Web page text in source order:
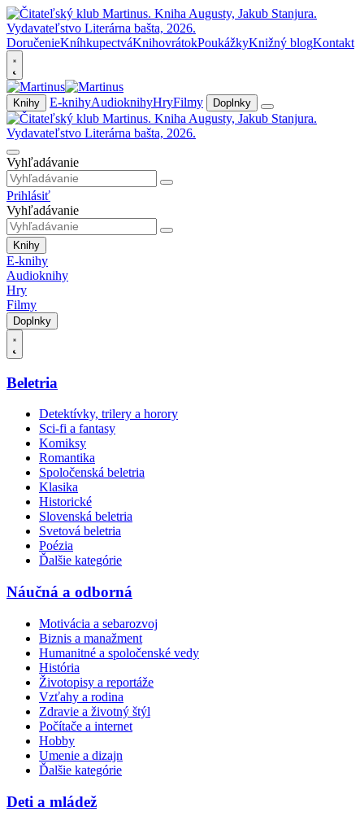
DoručenieKníhkupectváKnihovrátokPoukážkyKnižný blogKontakt
Knihy E-knihyAudioknihyHryFilmy Doplnky
Vyhľadávanie
Prihlásiť
Vyhľadávanie
Knihy
E-knihy
Audioknihy
Hry
Filmy
Doplnky
Beletria
Detektívky, trilery a horory
Sci-fi a fantasy
Komiksy
Romantika
Spoločenská beletria
Klasika
Historické
Slovenská beletria
Svetová beletria
Poézia
Ďalšie kategórie
Náučná a odborná
Motivácia a sebarozvoj
Biznis a manažment
Humanitné a spoločenské vedy
História
Životopisy a reportáže
Vzťahy a rodina
Zdravie a životný štýl
Počítače a internet
Hobby
Umenie a dizajn
Ďalšie kategórie
Deti a mládež